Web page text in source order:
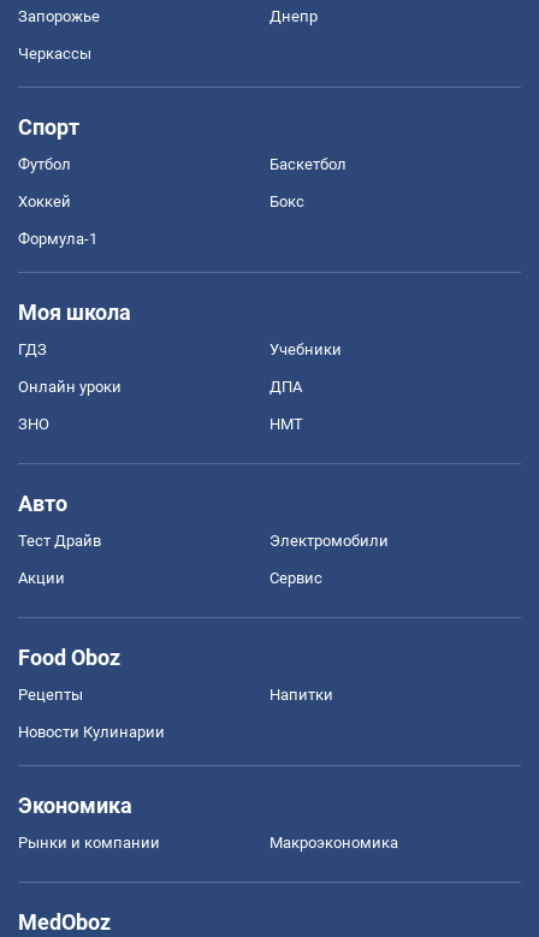
Запорожье Днепр
Черкассы
Спорт
Футбол Баскетбол
Хоккей Бокс
Формула-1
Моя школа
ГДЗ Учебники
Онлайн уроки ДПА
ЗНО НМТ
Авто
Тест Драйв Электромобили
Акции Сервис
Food Oboz
Рецепты Напитки
Новости Кулинарии
Экономика
Рынки и компании Mакроэкономика
MedOboz